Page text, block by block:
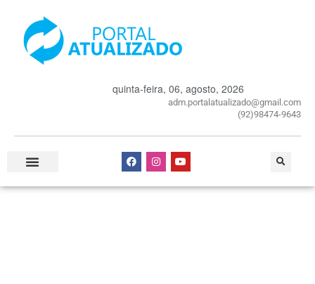
quinta-feira, 06, agosto, 2026
adm.portalatualizado@gmail.com
(92)98474-9643